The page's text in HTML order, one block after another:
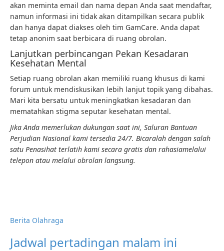
akan meminta email dan nama depan Anda saat mendaftar,
namun informasi ini tidak akan ditampilkan secara publik
dan hanya dapat diakses oleh tim GamCare. Anda dapat
tetap anonim saat berbicara di ruang obrolan.
Lanjutkan perbincangan Pekan Kesadaran
Kesehatan Mental
Setiap ruang obrolan akan memiliki ruang khusus di kami
forum untuk mendiskusikan lebih lanjut topik yang dibahas.
Mari kita bersatu untuk meningkatkan kesadaran dan
mematahkan stigma seputar kesehatan mental.
Jika Anda memerlukan dukungan saat ini, Saluran Bantuan
Perjudian Nasional kami tersedia 24/7. Bicaralah dengan salah
satu Penasihat terlatih kami secara gratis dan rahasiamelalui
telepon atau melalui obrolan langsung.
Berita Olahraga
Jadwal pertadingan malam ini